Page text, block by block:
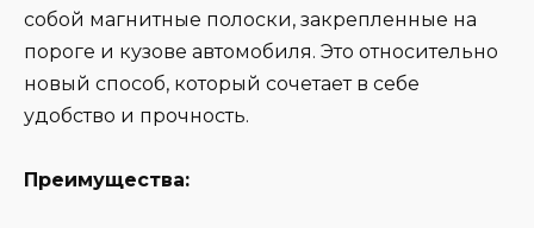
собой магнитные полоски, закрепленные на
пороге и кузове автомобиля. Это относительно
новый способ, который сочетает в себе
удобство и прочность.
Преимущества: